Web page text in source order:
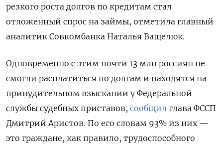
резкого роста долгов по кредитам стал
отложенный спрос на займы, отметила главный
аналитик Совкомбанка Наталья Ващелюк.
Одновременно с этим почти 13 млн россиян не
смогли расплатиться по долгам и находятся на
принудительном взыскании у Федеральной
службы судебных приставов, сообщил глава ФССП
Дмитрий Аристов. По его словам 93% из них —
это граждане, как правило, трудоспособного